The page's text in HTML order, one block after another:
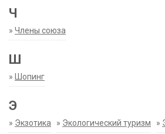
Ч
» Члены союза
Ш
» Шопинг
Э
» Экзотика » Экологический туризм »